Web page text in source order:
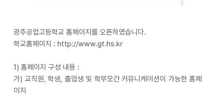
광주공업고등학교 홈페이지를 오픈하였습니다.
학교홈페이지 : http://www.gt.hs.kr
1) 홈페이지 구성 내용 :
가) 교직원, 학생, 졸업생 및 학부모간 커뮤니케이션이 가능한 홈페
이지